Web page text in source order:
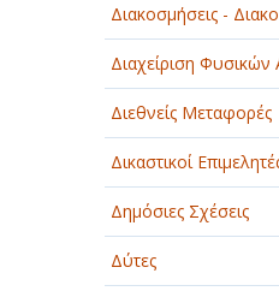
Διακοσμήσεις -
Διαχείριση Φυσικών
Διεθνείς Μεταφορές
Δικαστικοί
Δημόσιες Σχέσεις
Δύτες